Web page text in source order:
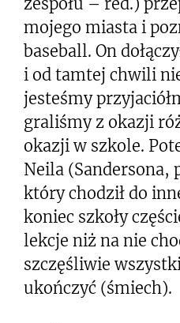
mojego miasta i
baseball. On
i od tamtej chwili
jesteśmy
graliśmy z okazji
okazji w szkole.
Neila (Sandersona,
który chodził do
koniec szkoły
lekcje niż na nie
szczęśliwie
ukończyć (śmiech).